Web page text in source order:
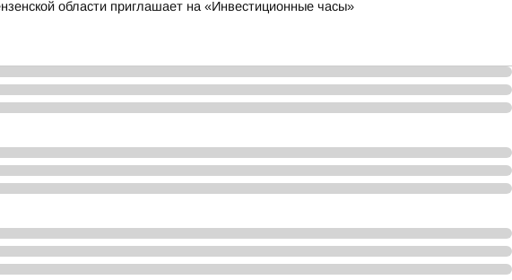
области приглашает на «Инвестиционные часы»